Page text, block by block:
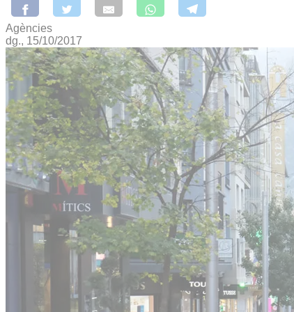
Agències
dg., 15/10/2017